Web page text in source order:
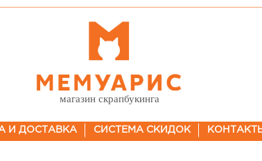
магазин скрапбукинга
И ДОСТАВКА СИСТЕМА СКИДОК